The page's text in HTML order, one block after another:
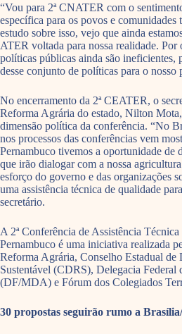
“Vou para 2ª CNATER com o
específica para os povos e comunidades
estudo sobre isso, vejo que ainda
ATER voltada para nossa realidade. Por
políticas públicas ainda são ineficientes,
desse conjunto de políticas para o nosso
No encerramento da 2ª CEATER, o
Reforma Agrária do estado, Nilton
dimensão política da conferência. “No
nos processos das conferências vem
Pernambuco tivemos a oportunidade de
que irão dialogar com a nossa
esforço do governo e das organizações
uma assistência técnica de qualidade
secretário.
A 2ª Conferência de Assistência
Pernambuco é uma iniciativa realizada
Reforma Agrária, Conselho Estadual de
Sustentável (CDRS), Delegacia
(DF/MDA) e Fórum dos Colegiados
30 propostas seguirão rumo a